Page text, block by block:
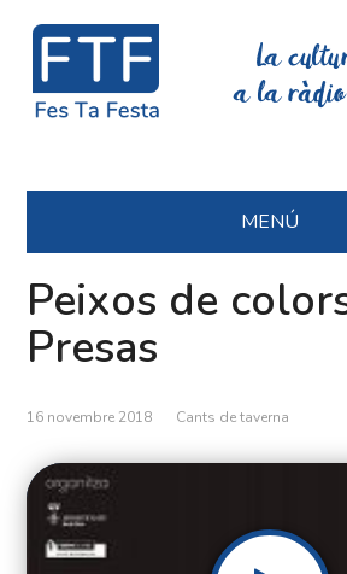
La
a la
MENÚ
Peixos de
Presas
16 novembre 2018 Cants de taverna